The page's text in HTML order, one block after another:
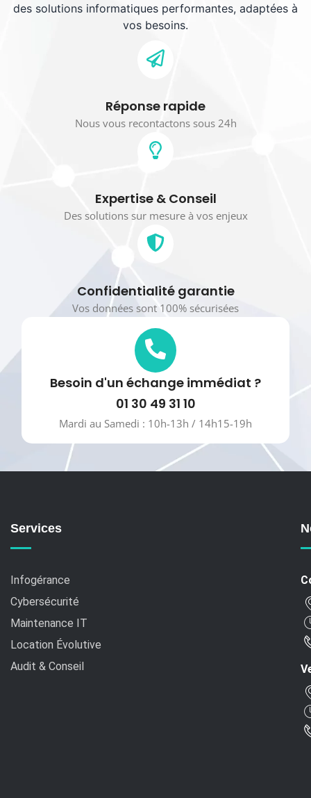
des solutions informatiques performantes, adaptées à
vos besoins.
Réponse rapide
Nous vous recontactons sous 24h
Expertise & Conseil
Des solutions sur mesure à vos enjeux
Confidentialité garantie
Vos données sont 100% sécurisées
Besoin d'un échange immédiat ?
01 30 49 31 10
Mardi au Samedi : 10h-13h / 14h15-19h
Services
Infogérance
Cybersécurité
Maintenance IT
Location Évolutive
Audit & Conseil